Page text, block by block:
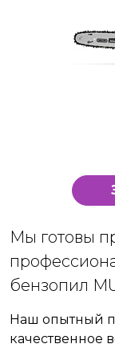
Мы готовы
бензопил
Наш опытный
качественное